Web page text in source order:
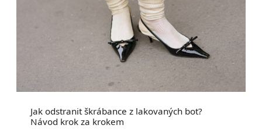
Jak odstranit škrábance z lakovaných bot?
Návod krok za krokem